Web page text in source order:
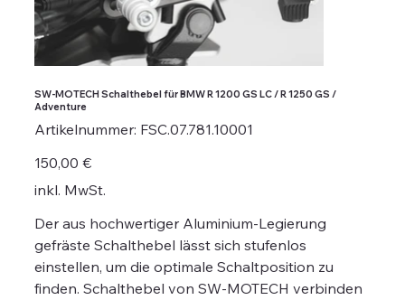
SW-MOTECH Schalthebel für BMW R 1200 GS LC / R 1250 GS /
Adventure
Artikelnummer: Artikelnummer:
FSC.07.781.10001
FSC.07.781.10001
Preis
150,00 €
inkl. MwSt.
Der aus hochwertiger Aluminium-Legierung
gefräste Schalthebel lässt sich stufenlos
einstellen, um die optimale Schaltposition zu
finden. Schalthebel von SW-MOTECH verbinden